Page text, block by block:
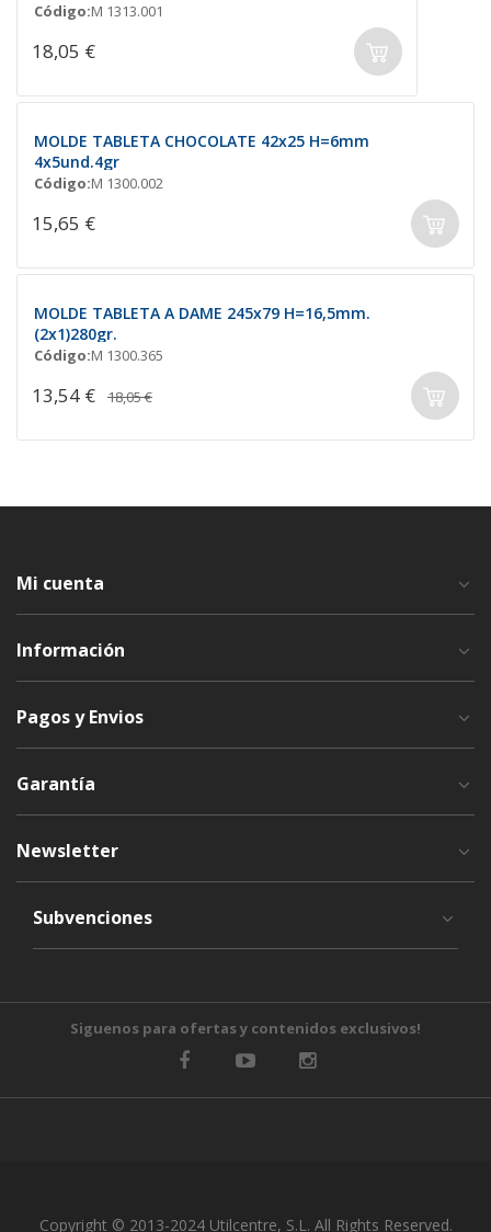
Código:M 1313.001
18,05 €
MOLDE TABLETA CHOCOLATE 42x25 H=6mm
4x5und.4gr
Código:M 1300.002
15,65 €
MOLDE TABLETA A DAME 245x79 H=16,5mm.
(2x1)280gr.
Código:M 1300.365
13,54 € 18,05 €
Mi cuenta
Información
Pagos y Envios
Garantía
Newsletter
Subvenciones
Siguenos para ofertas y contenidos exclusivos!
Copyright © 2013-2024 Utilcentre, S.L. All Rights Reserved.